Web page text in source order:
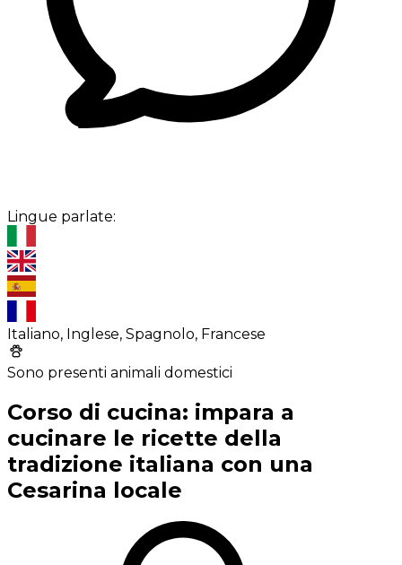
Lingue parlate:
Italiano, Inglese, Spagnolo, Francese
Sono presenti animali domestici
Corso di cucina: impara a
cucinare le ricette della
tradizione italiana con una
Cesarina locale